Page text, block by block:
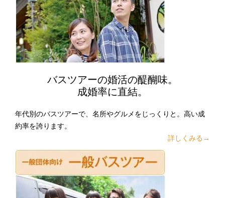
バスツアーの婚活の醍醐味。
成婚率に直結。
年代別のバスツアーで、名所やグルメをじっくりと。高い成
約率を誇ります。
詳しくみる→